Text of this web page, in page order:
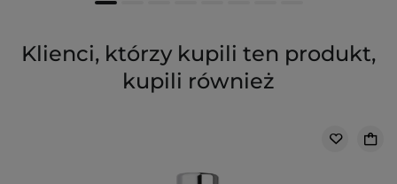
Klienci, którzy kupili ten produkt,
kupili również